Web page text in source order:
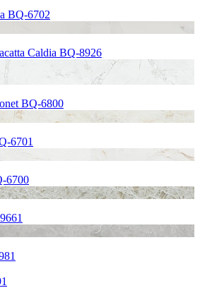
BQ-6702
Caldia BQ-8926
BQ-6800
6701
6700